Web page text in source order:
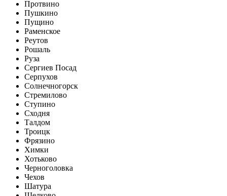
Протвино
Пушкино
Пущино
Раменское
Реутов
Рошаль
Руза
Сергиев Посад
Серпухов
Солнечногорск
Стремилово
Ступино
Сходня
Талдом
Троицк
Фрязино
Химки
Хотьково
Черноголовка
Чехов
Шатура